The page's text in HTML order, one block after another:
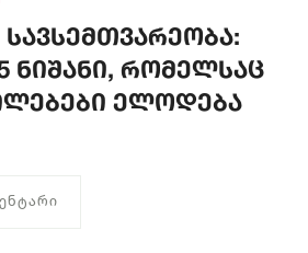
სავსემთვარეობა:
ნიშანი, რომელსაც
ელოდება